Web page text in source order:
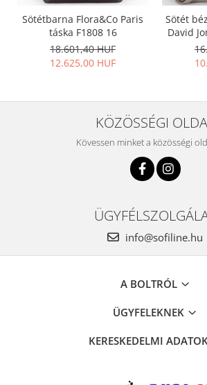
Sötétbarna Flora&Co Paris
táska F1808 16
18.601,40 HUF
12.625,00 HUF
Sötét
David
KÖZÖSSÉGI
Kövessen minket a közösségi
info@sofiline.hu
A BOLTRÓL
ÜGYFELEKNEK
KERESKEDELMI